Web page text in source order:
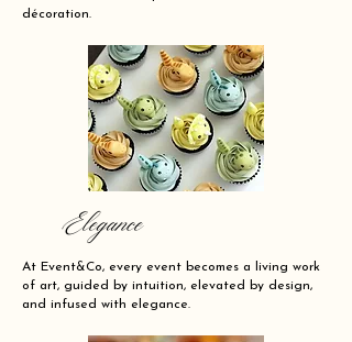
décoration.
Elegance
At Event&Co, every event becomes a living work
of art, guided by intuition, elevated by design,
and infused with elegance.